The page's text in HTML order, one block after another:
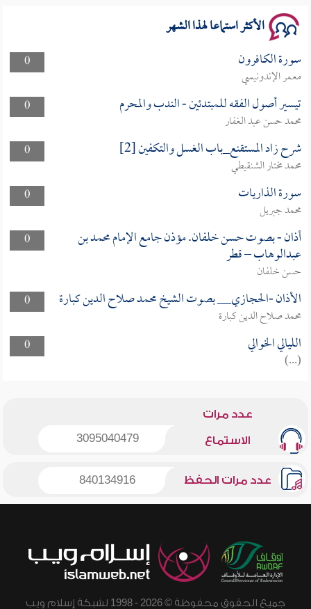
الأكثر استماعا لهذا الشهر
0 سورة الكافرون
معمر الإندونيسي
0
تيسير أصول الفقه للمبتدئين - الندب والمحرم
محمد حسن عبد الغفار
0
شرح زاد المستقنع_باب الغسل والتكفين [2]
محمد مختار الشنقيطي
0
سورة الذاريات
محمد جبريل
0
أذان - بصوت حسن خلفان. مؤذن جامع الإمام محمد بن
عبدالوهاب – قطر
حسن خلفان
0
الأذان -الحجازي__ بصوت الشيخ محمد صلاح الدين كبارة
محمد صلاح الدين كبارة
0
الليالي الخوالي
(...)
عدد مرات
الاستماع 3095040479
عدد مرات الحفظ 840134916
جميع الحقوق محفوظة © 2026 - 1998 لشبكة إسلام ويب